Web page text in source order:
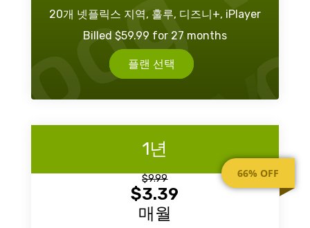
20개 넷플릭스 지역, 훌루, 디즈니+, iPlayer
Billed $59.99 for 27 months
플랜 선택
1년
66% OFF
$9.99
$3.39
매월